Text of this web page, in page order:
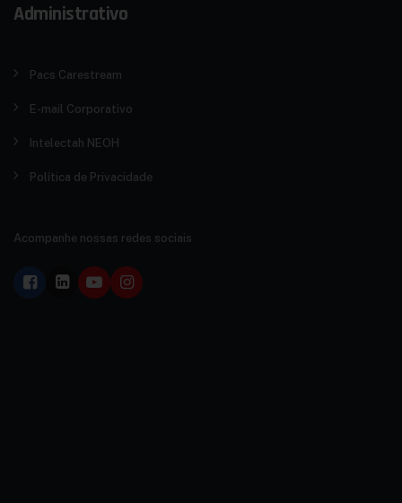
Administrativo
Pacs Carestream
E-mail Corporativo
Intelectah NEOH
Política de Privacidade
Acompanhe nossas redes sociais